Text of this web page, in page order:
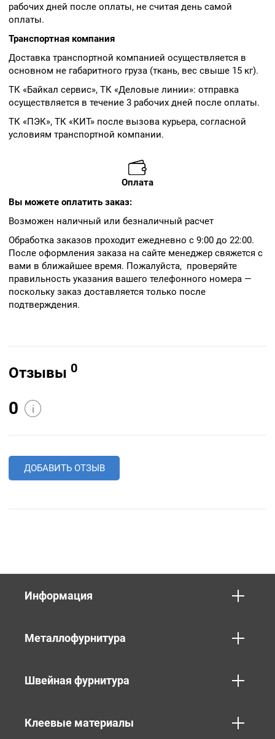
рабочих дней после оплаты, не считая день самой
оплаты.
Транспортная компания
Доставка транспортной компанией осуществляется в
основном не габаритного груза (ткань, вес свыше 15 кг).
ТК «Байкал сервис», ТК «Деловые линии»: отправка
осуществляется в течение 3 рабочих дней после оплаты.
ТК «ПЭК», ТК «КИТ» после вызова курьера, согласной
условиям транспортной компании.
Оплата
Вы можете оплатить заказ:
Возможен наличный или безналичный расчет
Обработка заказов проходит ежедневно с 9:00 до 22:00.
После оформления заказа на сайте менеджер свяжется с
вами в ближайшее время. Пожалуйста, проверяйте
правильность указания вашего телефонного номера —
поскольку заказ доставляется только после
подтверждения.
Отзывы 0
0 i
ДОБАВИТЬ ОТЗЫВ
Информация
Металлофурнитура
Швейная фурнитура
Клеевые материалы